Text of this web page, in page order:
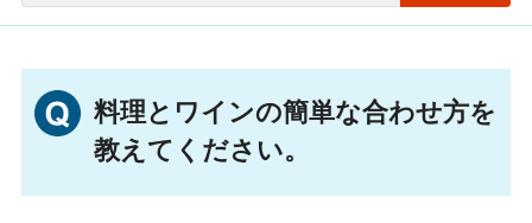
料理とワインの簡単な合わせ方を
教えてください。